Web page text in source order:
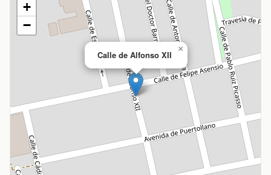
Calle de Alfonso XII
×
+
−